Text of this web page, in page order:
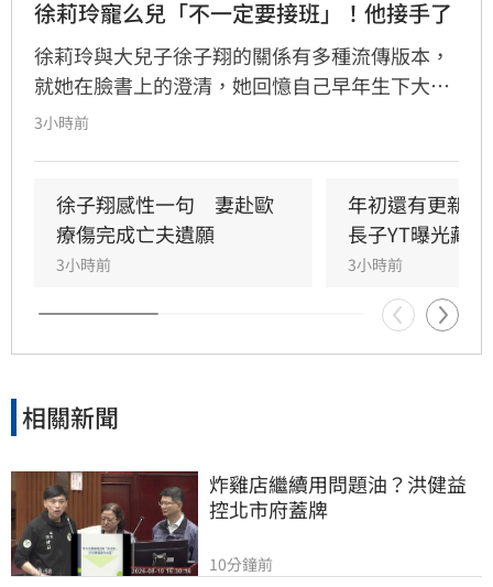
徐莉玲寵么兒「不一定要接班」！他接手了
徐莉玲與大兒子徐子翔的關係有多種流傳版本，
就她在臉書上的澄清，她回憶自己早年生下大兒
子徐子翔後就離婚，期間因孩子被移民美國的前
業，也開始了較頻繁的互動，不難想見這複雜的
身世，對於徐子翔的影響。
3小時前
徐子翔感性一句　妻赴歐
療傷完成亡夫遺願
3小時前
年初還有更新
長子YT曝光藏
3小時前
相關新聞
炸雞店繼續用問題油？洪健益
控北市府蓋牌
10分鐘前